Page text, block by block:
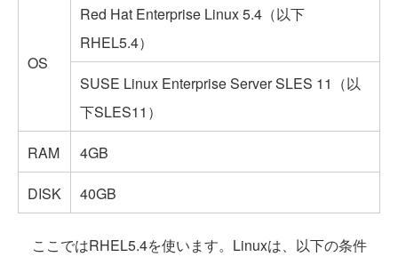
OS
Red Hat Enterprise Linux 5.4（以下
RHEL5.4）
SUSE Linux Enterprise Server SLES 11（以
下SLES11）
RAM
4GB
DISK
40GB
ここではRHEL5.4を使います。Linuxは、以下の条件